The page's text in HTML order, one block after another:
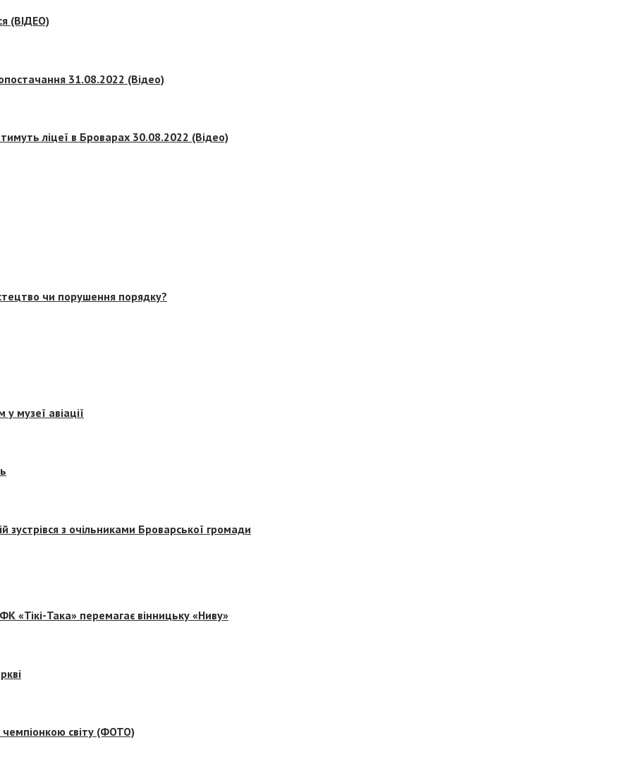
(ВІДЕО)
31.08.2022 (Відео)
ліцеї в Броварах 30.08.2022 (Відео)
чи порушення порядку?
музеї авіації
з очільниками Броварської громади
«Тікі-Така» перемагає вінницьку «Ниву»
чемпіонкою світу (ФОТО)